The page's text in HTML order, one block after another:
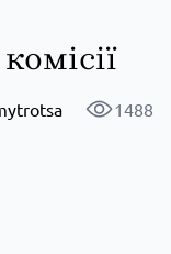
1488